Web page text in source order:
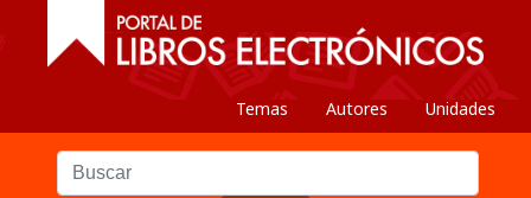
Temas Autores Unidades